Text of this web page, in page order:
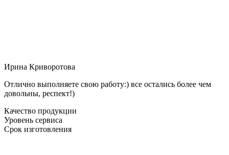
Ирина Криворотова
Отлично выполняете свою работу:) все остались более чем
довольны, респект!)
Качество продукции
Уровень сервиса
Срок изготовления